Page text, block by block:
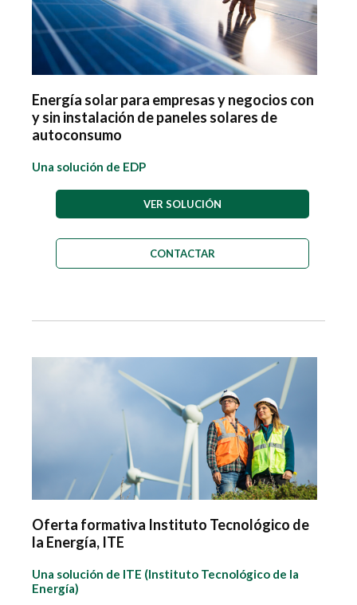
Energía solar para empresas y negocios con
y sin instalación de paneles solares de
autoconsumo
Una solución de EDP
VER SOLUCIÓN
CONTACTAR
Oferta formativa Instituto Tecnológico de
la Energía, ITE
Una solución de ITE (Instituto Tecnológico de la
Energía)